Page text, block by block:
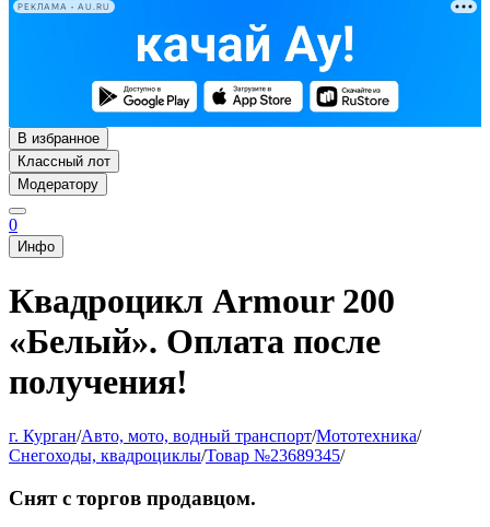
РЕКЛАМА • AU.RU
В избранное
Классный лот
Модератору
0
Инфо
Квадроцикл Armour 200
«Белый». Оплата после
получения!
г. Курган/Авто, мото, водный транспорт/Мототехника/
Снегоходы, квадроциклы/Товар №23689345/
Снят с торгов продавцом.